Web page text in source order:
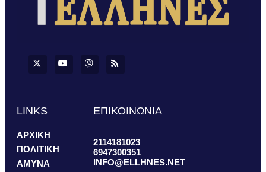
LINKS
ΑΡΧΙΚΗ
ΠΟΛΙΤΙΚΗ
ΑΜΥΝΑ
ΕΠΙΚΟΙΝΩΝΙΑ
2114181023
6947300351
INFO@ELLHNES.NET